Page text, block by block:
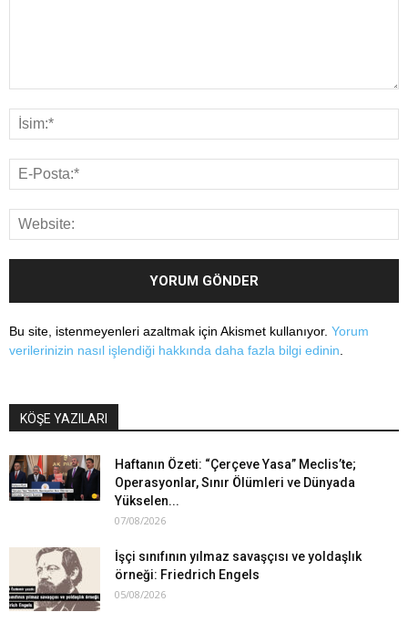
Bu site, istenmeyenleri azaltmak için Akismet kullanıyor. Yorum
verilerinizin nasıl işlendiği hakkında daha fazla bilgi edinin
KÖŞE YAZILARI
Haftanın Özeti: “Çerçeve Yasa” Meclis’te;
Operasyonlar, Sınır Ölümleri ve Dünyada
Yükselen...
07/08/2026
İşçi sınıfının yılmaz savaşçısı ve yoldaşlık
örneği: Friedrich Engels
05/08/2026